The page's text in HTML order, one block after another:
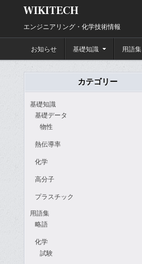
WIKITECH
エンジニアリング・化学技術情報
お知らせ 基礎知識 用語集
カテゴリー
基礎知識
基礎データ
物性
熱伝導率
化学
高分子
プラスチック
用語集
略語
化学
試験